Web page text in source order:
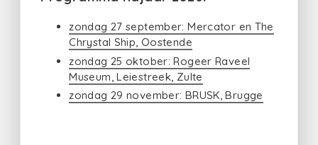
zondag 27 september: Mercator en The
Chrystal Ship, Oostende
zondag 25 oktober: Rogeer Raveel
Museum, Leiestreek, Zulte
zondag 29 november: BRUSK, Brugge